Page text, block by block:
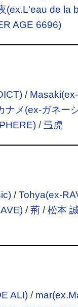
(ex.L'eau de la
AGE 6696)
/
ナメ(ex-ガネー
/ 弖虎
/Tohya(ex-
/荊/松本
ALI)/